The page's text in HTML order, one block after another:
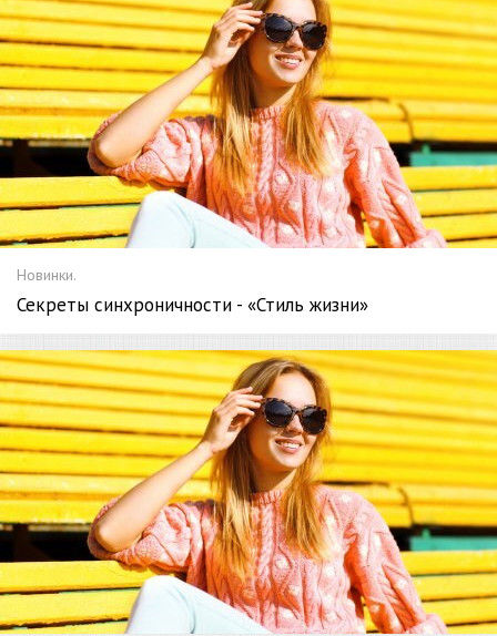
Новинки.
Секреты синхроничности - «Стиль жизни»